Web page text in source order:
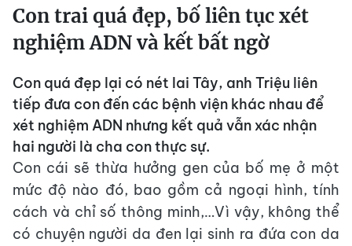
Con trai quá đẹp, bố liên tục xét
nghiệm ADN và kết bất ngờ
Con quá đẹp lại có nét lai Tây, anh Triệu liên
tiếp đưa con đến các bệnh viện khác nhau để
xét nghiệm ADN nhưng kết quả vẫn xác nhận
hai người là cha con thực sự.
Con cái sẽ thừa hưởng gen của bố mẹ ở một
mức độ nào đó, bao gồm cả ngoại hình, tính
cách và chỉ số thông minh,…Vì vậy, không thể
có chuyện người da đen lại sinh ra đứa con da